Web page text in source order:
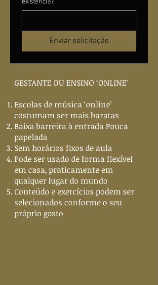
existência?
Enviar solicitação
GESTANTE OU ENSINO ‘ONLINE’
Escolas de música ‘online’
costumam ser mais baratas
Baixa barreira à entrada Pouca
papelada
Sem horários fixos de aula
Pode ser usado de forma flexível
em casa, praticamente em
qualquer lugar do mundo
Conteúdo e exercícios podem ser
selecionados conforme o seu
próprio gosto